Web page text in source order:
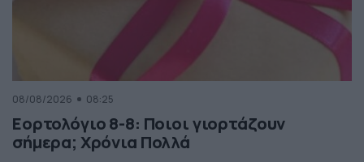
08/08/2026 08:25
Εορτολόγιο 8-8: Ποιοι γιορτάζουν
σήμερα; Χρόνια Πολλά